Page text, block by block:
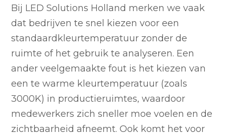
Bij LED Solutions Holland merken we vaak
dat bedrijven te snel kiezen voor een
standaardkleurtemperatuur zonder de
ruimte of het gebruik te analyseren. Een
ander veelgemaakte fout is het kiezen van
een te warme kleurtemperatuur (zoals
3000K) in productieruimtes, waardoor
medewerkers zich sneller moe voelen en de
zichtbaarheid afneemt. Ook komt het voor